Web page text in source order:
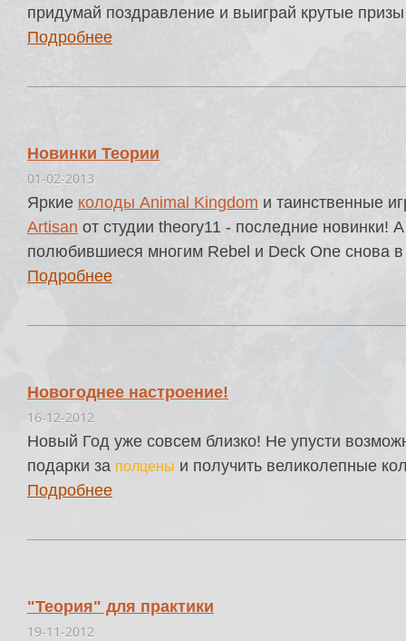
придумай поздравление и выиграй крутые призы
Подробнее
Новинки Теории
01-02-2013
Яркие колоды Animal Kingdom и таинственные
Artisan от студии theory11 - последние новинки!
полюбившиеся многим Rebel и Deck One снова
Подробнее
Новогоднее настроение!
16-12-2012
Новый Год уже совсем близко! Не упусти
подарки за полцены и получить великолепные
Подробнее
"Теория" для практики
19-11-2012